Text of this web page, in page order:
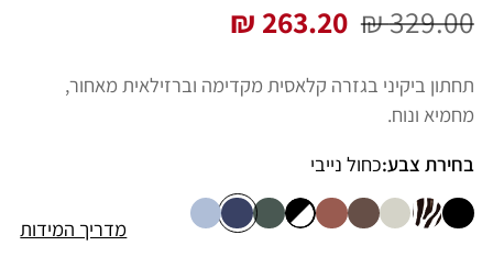
מחיר
רגיל
329.00 ₪
מחיר
מבצע
263.20 ₪
תחתון ביקיני בגזרה קלאסית מקדימה וברזילאית מאחור,
מחמיא ונוח.
בחירת צבע:כחול נייבי
מדריך המידות